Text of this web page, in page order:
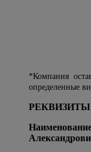
*Компания
определенные